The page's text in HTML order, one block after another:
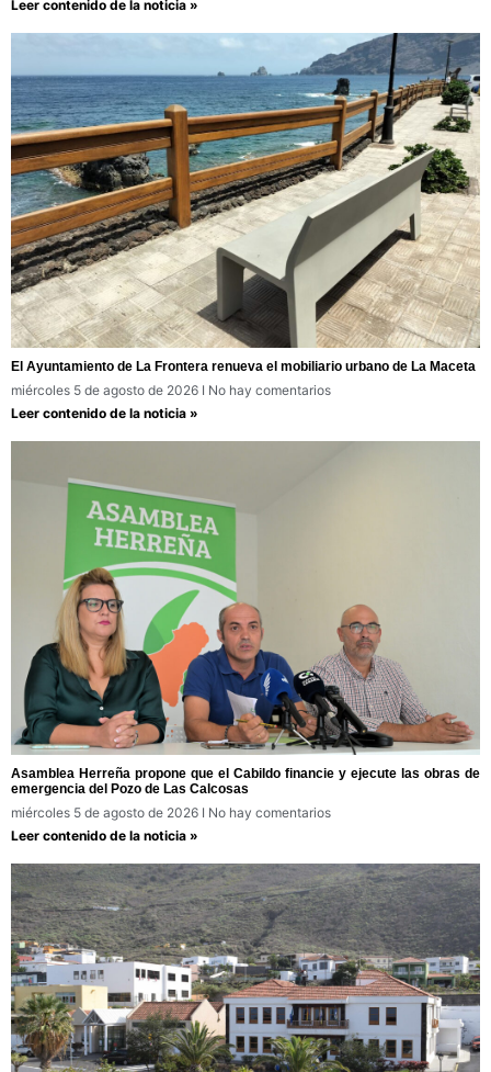
Leer contenido de la noticia »
El Ayuntamiento de La Frontera renueva el mobiliario urbano de La Maceta
miércoles 5 de agosto de 2026
No hay comentarios
Leer contenido de la noticia »
Asamblea Herreña propone que el Cabildo financie y ejecute las obras de
emergencia del Pozo de Las Calcosas
miércoles 5 de agosto de 2026
No hay comentarios
Leer contenido de la noticia »